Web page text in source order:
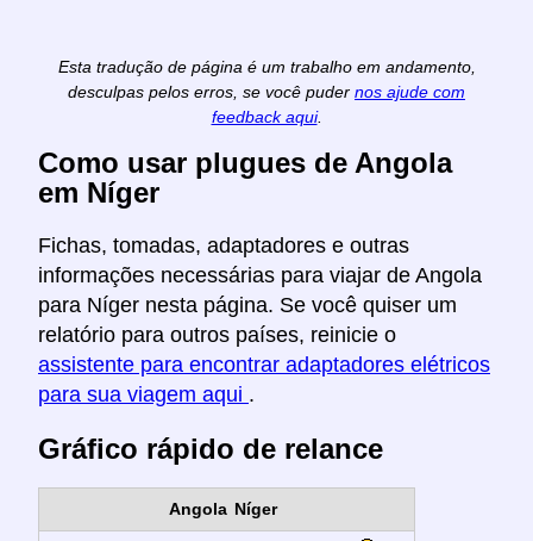
Esta tradução de página é um trabalho em andamento,
desculpas pelos erros, se você puder nos ajude com
feedback aqui.
Como usar plugues de Angola
em Níger
Fichas, tomadas, adaptadores e outras
informações necessárias para viajar de Angola
para Níger nesta página. Se você quiser um
relatório para outros países, reinicie o
assistente para encontrar adaptadores elétricos
para sua viagem aqui .
Gráfico rápido de relance
Angola Níger